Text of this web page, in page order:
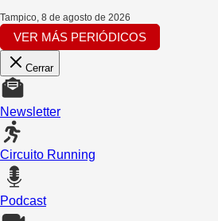
Tampico, 8 de agosto de 2026
VER MÁS PERIÓDICOS
Cerrar
Newsletter
Circuito Running
Podcast